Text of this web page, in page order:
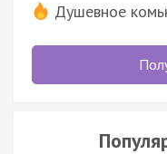
Душевное